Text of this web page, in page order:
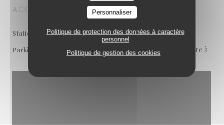
Personnaliser
Politique de protection des données à caractère
personnel
Politique de gestion des cookies
ACCÈS
Station de vélos Oui
Parking
Parking du square Sylvestre à